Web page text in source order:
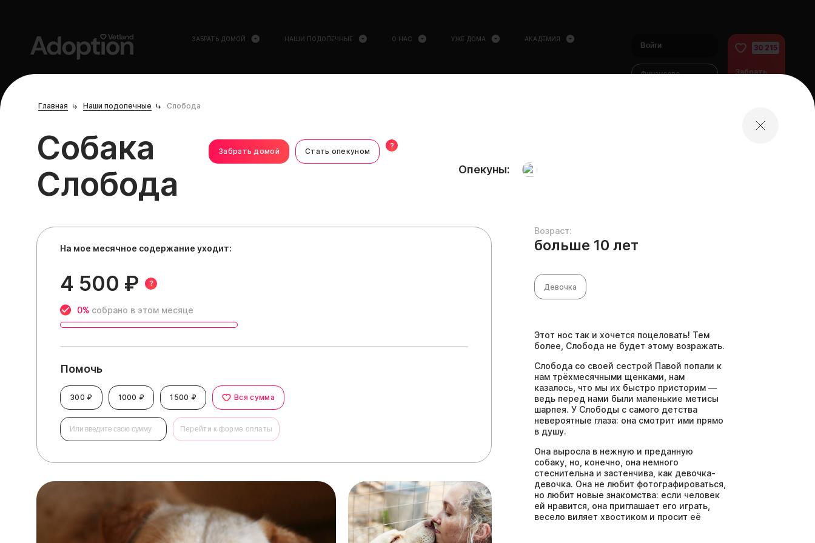
ЗАБРАТЬ ДОМОЙ НАШИ ПОДОПЕЧНЫЕ О НАС УЖЕ ДОМА АКАДЕМИЯ
Войти
Финансово
30 215
Забрать
Главная
Наши подопечные Слобода
Собака
Слобода
Забрать домой Стать опекуном
?
Опекуны:
На мое месячное содержание уходит:
4 500 ₽ ?
0% собрано в этом месяце
Помочь
300 ₽ 1000 ₽ 1500 ₽ Вся сумма
Перейти к форме оплаты
Возраст:
больше 10 лет
Девочка
Этот нос так и хочется поцеловать! Тем
более, Слобода не будет этому возражать.
Слобода со своей сестрой Павой попали к
нам трёхмесячными щенками, нам
казалось, что мы их быстро присторим —
ведь перед нами были маленькие метисы
шарпея. У Слободы с самого детства
невероятные глаза: она смотрит ими прямо
в душу.
Она выросла в нежную и преданную
собаку, но, конечно, она немного
стеснительна и застенчива, как девочка-
девочка. Она не любит фотографироваться,
но любит новые знакомства: если человек
ей нравится, она приглашает его играть,
весело виляет хвостиком и просит её